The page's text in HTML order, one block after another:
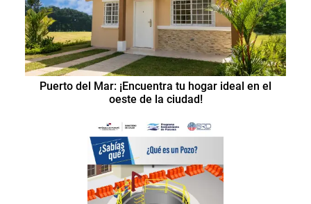
Puerto del Mar: ¡Encuentra tu hogar ideal en el
oeste de la ciudad!